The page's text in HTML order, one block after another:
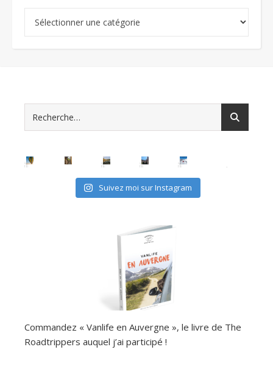
Suivez moi sur Instagram
Commandez « Vanlife en Auvergne », le livre de The
Roadtrippers auquel j’ai participé !